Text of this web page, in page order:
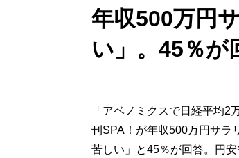
年収500万円
い」。45％が
「アベノミクスで日経平均
刊SPA！が年収500万円サラ
苦しい」と45％が回答。円